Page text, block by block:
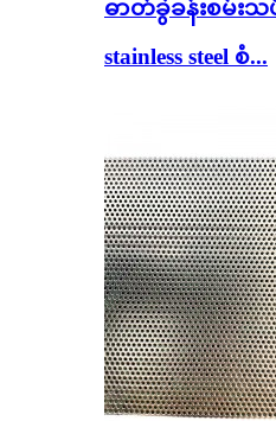
ဓာတ်ခွဲခန်းစမ်း
stainless steel စံ...